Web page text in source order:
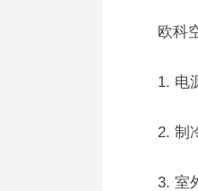
欧科
1. 电
2. 制
3. 室